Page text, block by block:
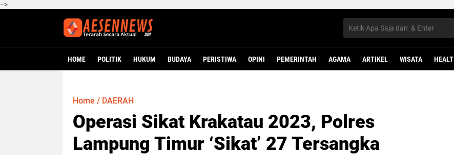
-->
HOME POLITIK HUKUM BUDAYA PERISTIWA OPINI PEMERINTAH AGAMA ARTIKEL WISATA HEALT
Home / DAERAH
Operasi Sikat Krakatau 2023, Polres
Lampung Timur ‘Sikat’ 27 Tersangka